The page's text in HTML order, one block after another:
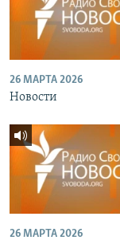
26 МАРТА 2026
Новости
26 МАРТА 2026